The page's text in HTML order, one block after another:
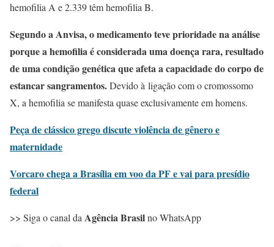
hemofilia A e 2.339 têm hemofilia B.
Segundo a Anvisa, o medicamento teve prioridade na análise
porque a hemofilia é considerada uma doença rara, resultado
de uma condição genética que afeta a capacidade do corpo de
estancar sangramentos.Devido à ligação com o cromossomo
X, a hemofilia se manifesta quase exclusivamente em homens.
Peça de clássico grego discute violência de gênero e
maternidade
Vorcaro chega a Brasília em voo da PF e vai para presídio
federal
>> Siga o canal da Agência Brasilno WhatsApp